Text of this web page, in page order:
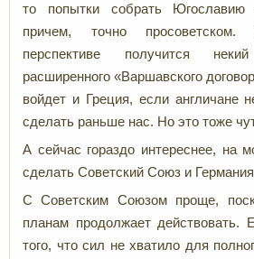
то попытки собрать
причем, точно
перспективе получится
расширенного «Варшавского
войдет и Греция, если англичане
сделать раньше нас. Но это тоже
А сейчас гораздо интереснее, на
сделать Советский Союз и
С Советским Союзом проще,
планам продолжает
того, что сил не хватило для